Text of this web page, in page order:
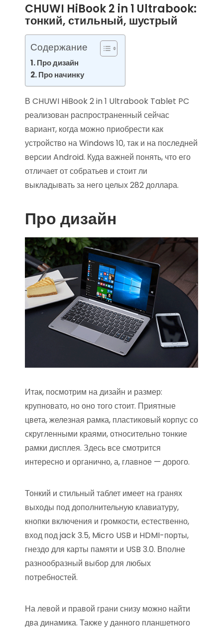
CHUWI HiBook 2 in 1 Ultrabook:
тонкий, стильный, шустрый
Содержание
Про дизайн
Про начинку
В CHUWI HiBook 2 in 1 Ultrabook Tablet PC
реализован распространенный сейчас
вариант, когда можно приобрести как
устройство на Windows 10, так и на последней
версии Android. Куда важней понять, что его
отличает от собратьев и стоит ли
выкладывать за него целых 282 доллара.
Про дизайн
Итак, посмотрим на дизайн и размер:
крупновато, но оно того стоит. Приятные
цвета, железная рамка, пластиковый корпус со
скругленными краями, относительно тонкие
рамки дисплея. Здесь все смотрится
интересно и органично, а, главное — дорого.
Тонкий и стильный таблет имеет на гранях
выходы под дополнительную клавиатуру,
кнопки включения и громкости, естественно,
вход под jack 3.5, Micro USB и HDMI-порты,
гнездо для карты памяти и USB 3.0. Вполне
разнообразный выбор для любых
потребностей.
На левой и правой грани снизу можно найти
два динамика. Также у данного планшетного